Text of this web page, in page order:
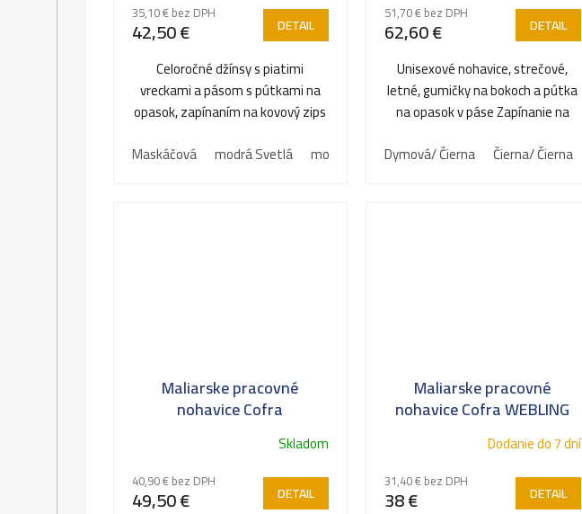
35,10 € bez DPH
42,50 € DETAIL
Celoročné džínsy s piatimi
vreckami a pásom s pútkami na
opasok, zapínaním na kovový zips
Maskáčová modrá Svetlá modrá Tmavá
51,70 € bez DPH
62,60 € DETAIL
Unisexové nohavice, strečové,
letné, gumičky na bokoch a pútka
na opasok v páse Zapínanie na
Dymová/ Čierna Čierna/ Čierna
Maliarske pracovné
nohavice Cofra
Skladom
40,90 € bez DPH
49,50 € DETAIL
Maliarske pracovné
nohavice Cofra WEBLING
Dodanie do 7 dní
31,40 € bez DPH
38 € DETAIL